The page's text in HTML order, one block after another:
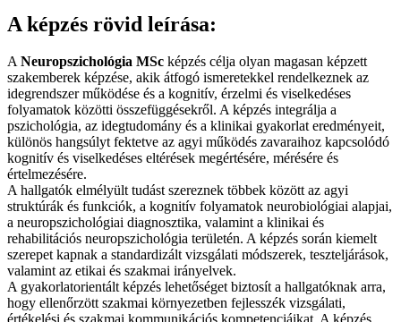
A képzés rövid leírása:
ANeuropszichológia MSc képzés célja olyan magasan képzett
szakemberek képzése, akik átfogó ismeretekkel rendelkeznek az
idegrendszer működése és a kognitív, érzelmi és viselkedéses
folyamatok közötti összefüggésekről. A képzés integrálja a
pszichológia, az idegtudomány és a klinikai gyakorlat eredményeit,
különös hangsúlyt fektetve az agyi működés zavaraihoz kapcsolódó
kognitív és viselkedéses eltérések megértésére, mérésére és
értelmezésére.
A hallgatók elmélyült tudást szereznek többek között az agyi
struktúrák és funkciók, a kognitív folyamatok neurobiológiai alapjai,
a neuropszichológiai diagnosztika, valamint a klinikai és
rehabilitációs neuropszichológia területén. A képzés során kiemelt
szerepet kapnak a standardizált vizsgálati módszerek, teszteljárások,
valamint az etikai és szakmai irányelvek.
A gyakorlatorientált képzés lehetőséget biztosít a hallgatóknak arra,
hogy ellenőrzött szakmai környezetben fejlesszék vizsgálati,